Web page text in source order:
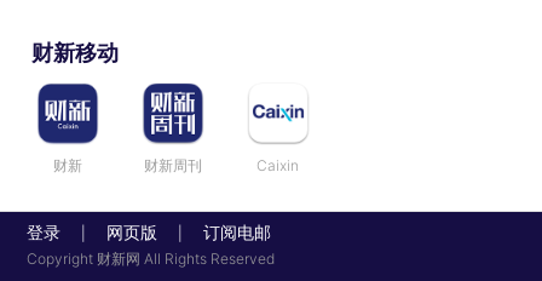
财新移动
财新 财新周刊 Caixin
登录 网页版 订阅电邮
Copyright 财新网 All Rights Reserved